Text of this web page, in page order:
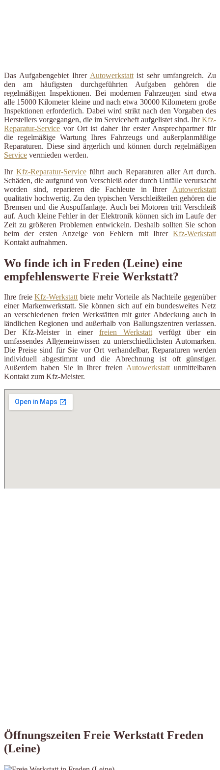
Das Aufgabengebiet Ihrer Autowerkstattist sehr umfangreich. Zu
den am häufigsten durchgeführten Aufgaben gehören die
regelmäßigen Inspektionen. Bei modernen Fahrzeugen sind etwa
alle 15000 Kilometer kleine und nach etwa 30000 Kilometern große
Inspektionen erforderlich. Dabei wird strikt nach den Vorgaben des
Herstellers vorgegangen, die im Serviceheft aufgelistet sind. IhrKfz-
Reparatur-Service vor Ort ist daher ihr erster Ansprechpartner für
die regelmäßige Wartung Ihres Fahrzeugs und außerplanmäßige
Reparaturen. Diese sind ärgerlich und können durch regelmäßigen
Service vermieden werden.
Ihr Kfz-Reparatur-Serviceführt auch Reparaturen aller Art durch.
Schäden, die aufgrund von Verschleiß oder durch Unfälle verursacht
worden sind, reparieren die Fachleute in Ihrer Autowerkstatt
qualitativ hochwertig. Zu den typischen Verschleißteilen gehören die
Bremsen und die Auspuffanlage. Auch bei Motoren tritt Verschleiß
auf. Auch kleine Fehler in der Elektronik können sich im Laufe der
Zeit zu größeren Problemen entwickeln. Deshalb sollten Sie schon
beim der ersten Anzeige von Fehlern mit Ihrer Kfz-Werkstatt
Kontakt aufnahmen.
Wo finde ich in Freden (Leine) eine
empfehlenswerte Freie Werkstatt?
Ihre freieKfz-Werkstattbiete mehr Vorteile als Nachteile gegenüber
einer Markenwerkstatt. Sie können sich auf ein bundesweites Netz
an verschiedenen freien Werkstätten mit guter Abdeckung auch in
ländlichen Regionen und außerhalb von Ballungszentren verlassen.
Der Kfz-Meister in einer freien Werkstattverfügt über ein
umfassendes Allgemeinwissen zu unterschiedlichsten Automarken.
Die Preise sind für Sie vor Ort verhandelbar, Reparaturen werden
individuell abgestimmt und die Abrechnung ist oft günstiger.
Außerdem haben Sie in Ihrer freienAutowerkstattunmittelbaren
Kontakt zum Kfz-Meister.
Öffnungszeiten Freie Werkstatt Freden
(Leine)